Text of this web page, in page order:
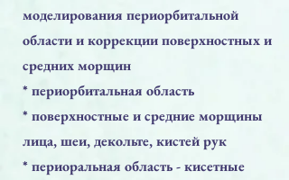
моделирования периорбитальной
области и коррекции поверхностных и
средних морщин
* периорбитальная область
* поверхностные и средние морщины
лица, шеи, декольте, кистей рук
* периоральная область - кисетные